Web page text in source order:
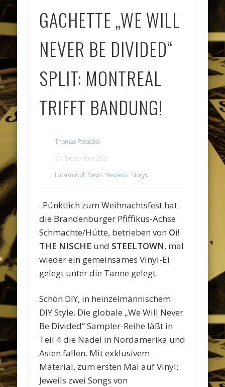
GACHETTE „WE WILL
NEVER BE DIVIDED“
SPLIT: MONTREAL
TRIFFT BANDUNG!
Thomas Paradise
24. Dezember 2021
Lockenkopf, News, Reviews, Storys
Pünktlich zum Weihnachtsfest hat
die Brandenburger Pfiffikus-Achse
Schmachte/Hütte, betrieben von Oi!
THE NISCHE und STEELTOWN, mal
wieder ein gemeinsames Vinyl-Ei
gelegt unter die Tanne gelegt.
Schön DIY, in heinzelmännischem
DIY Style. Die globale „We Will Never
Be Divided“ Sampler-Reihe läßt in
Teil 4 die Nadel in Nordamerika und
Asien fallen. Mit exklusivem
Material, zum ersten Mal auf Vinyl:
Jeweils zwei Songs von